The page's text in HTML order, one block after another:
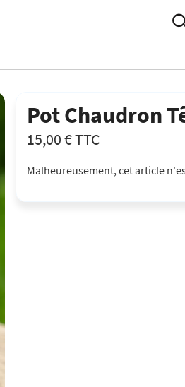
Pot Chaudron
15,00 €TTC
Malheureusement, cet article